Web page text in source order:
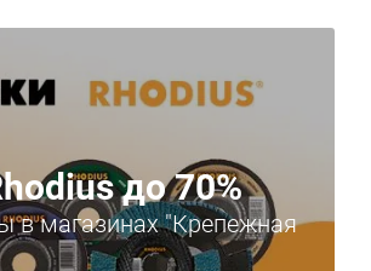
до 70%
в магазинах "Крепежная